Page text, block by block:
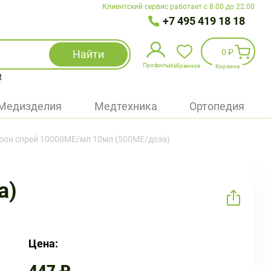
Клиентский сервис работает с 8.00 до 22.00
+7 495 419 18 18
Найти
Профиль
Избранное
Войти
Избранное
0 ₽
Корзина
Медтехника Ортопедия
спрей 10000МЕ/мл 10мл (500МЕ/доза)
Цена: